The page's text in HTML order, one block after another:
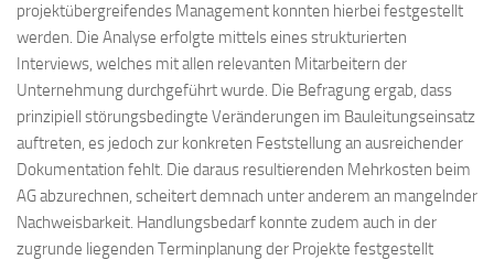
projektübergreifendes Management konnten hierbei festgestellt
werden. Die Analyse erfolgte mittels eines strukturierten
Interviews, welches mit allen relevanten Mitarbeitern der
Unternehmung durchgeführt wurde. Die Befragung ergab, dass
prinzipiell störungsbedingte Veränderungen im Bauleitungseinsatz
auftreten, es jedoch zur konkreten Feststellung an ausreichender
Dokumentation fehlt. Die daraus resultierenden Mehrkosten beim
AG abzurechnen, scheitert demnach unter anderem an mangelnder
Nachweisbarkeit. Handlungsbedarf konnte zudem auch in der
zugrunde liegenden Terminplanung der Projekte festgestellt